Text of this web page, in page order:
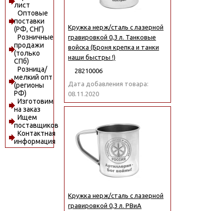
лист
Оптовые
поставки
(РФ, СНГ)
Розничные
продажи
(только
СПб)
Розница/
мелкий опт
(регионы
РФ)
Изготовим
на заказ
Ищем
поставщиков
Контактная
информация
Кружка нерж/сталь с лазерной
гравировкой 0,3 л. Танковые
войска (Броня крепка и танки
наши быстры !)
28210006
Дата добавления товара:
08.11.2020
Кружка нерж/сталь с лазерной
гравировкой 0,3 л. РВиА